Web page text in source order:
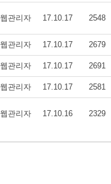
웹관리자 17.10.17 2548
웹관리자 17.10.17 2679
웹관리자 17.10.17 2691
웹관리자 17.10.17 2581
웹관리자 17.10.16 2329